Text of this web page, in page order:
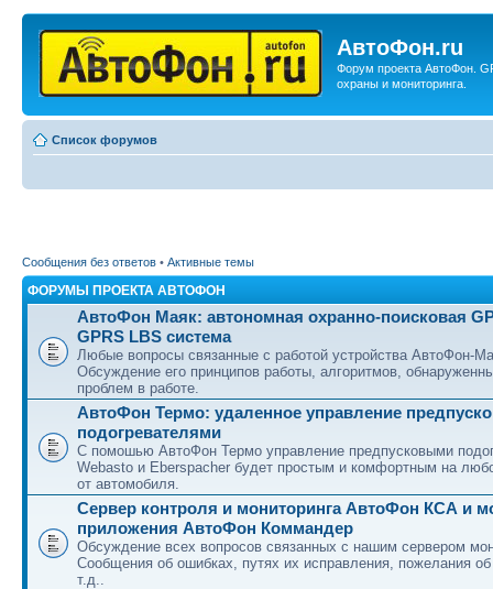
АвтоФон.ru
Форум проекта АвтоФон.
охраны и мониторинга.
Список форумов
Сообщения без ответов • Активные темы
ФОРУМЫ ПРОЕКТА АВТОФОН
АвтоФон Маяк: автономная охранно-поисковая
GPRS LBS система
Любые вопросы связанные с работой устройства АвтоФон-
Обсуждение его принципов работы, алгоритмов,
проблем в работе.
АвтоФон Термо: удаленное управление
подогревателями
С помошью АвтоФон Термо управление предпусковыми
Webasto и Eberspacher будет простым и комфортным на
от автомобиля.
Сервер контроля и мониторинга АвтоФон КСА и
приложения АвтоФон Коммандер
Обсуждение всех вопросов связанных с нашим сервером
Сообщения об ошибках, путях их исправления, пожелания
т.д..